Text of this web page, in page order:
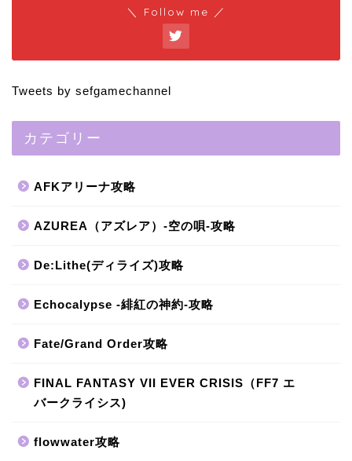
＼ Follow me ／
Tweets by sefgamechannel
カテゴリー
AFKアリーナ攻略
AZUREA（アズレア）-空の唄-攻略
De:Lithe(ディライズ)攻略
Echocalypse -緋紅の神約-攻略
Fate/Grand Order攻略
FINAL FANTASY VII EVER CRISIS（FF7 エ
バークライシス)
flowwater攻略